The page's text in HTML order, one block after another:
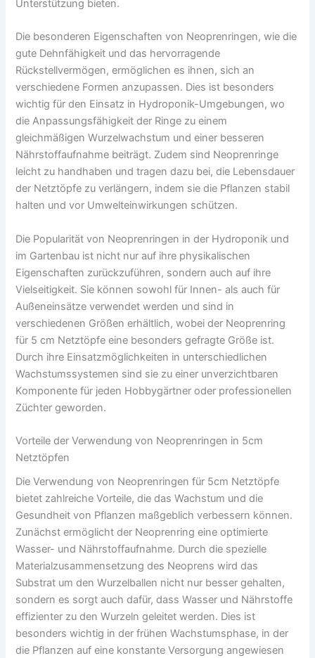
Unterstützung bieten.
Die besonderen Eigenschaften von Neoprenringen, wie die
gute Dehnfähigkeit und das hervorragende
Rückstellvermögen, ermöglichen es ihnen, sich an
verschiedene Formen anzupassen. Dies ist besonders
wichtig für den Einsatz in Hydroponik-Umgebungen, wo
die Anpassungsfähigkeit der Ringe zu einem
gleichmäßigen Wurzelwachstum und einer besseren
Nährstoffaufnahme beiträgt. Zudem sind Neoprenringe
leicht zu handhaben und tragen dazu bei, die Lebensdauer
der Netztöpfe zu verlängern, indem sie die Pflanzen stabil
halten und vor Umwelteinwirkungen schützen.
Die Popularität von Neoprenringen in der Hydroponik und
im Gartenbau ist nicht nur auf ihre physikalischen
Eigenschaften zurückzuführen, sondern auch auf ihre
Vielseitigkeit. Sie können sowohl für Innen- als auch für
Außeneinsätze verwendet werden und sind in
verschiedenen Größen erhältlich, wobei der Neoprenring
für 5 cm Netztöpfe eine besonders gefragte Größe ist.
Durch ihre Einsatzmöglichkeiten in unterschiedlichen
Wachstumssystemen sind sie zu einer unverzichtbaren
Komponente für jeden Hobbygärtner oder professionellen
Züchter geworden.
Vorteile der Verwendung von Neoprenringen in 5cm
Netztöpfen
Die Verwendung von Neoprenringen für 5cm Netztöpfe
bietet zahlreiche Vorteile, die das Wachstum und die
Gesundheit von Pflanzen maßgeblich verbessern können.
Zunächst ermöglicht der Neoprenring eine optimierte
Wasser- und Nährstoffaufnahme. Durch die spezielle
Materialzusammensetzung des Neoprens wird das
Substrat um den Wurzelballen nicht nur besser gehalten,
sondern es sorgt auch dafür, dass Wasser und Nährstoffe
effizienter zu den Wurzeln geleitet werden. Dies ist
besonders wichtig in der frühen Wachstumsphase, in der
die Pflanzen auf eine konstante Versorgung angewiesen